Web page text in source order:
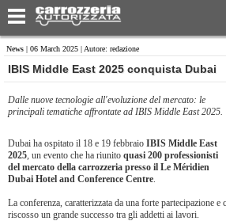
News | 06 March 2025 | Autore: redazione
​IBIS Middle East 2025 conquista Dubai
Dalle nuove tecnologie all'evoluzione del mercato: le
principali tematiche affrontate ad IBIS Middle East 2025.
Dubai ha ospitato il 18 e 19 febbraio IBIS Middle East
2025, un evento che ha riunito quasi 200 professionisti
del mercato della carrozzeria presso il Le Méridien
Dubai Hotel and Conference Centre.
La conferenza, caratterizzata da una forte partecipazione e
riscosso un grande successo tra gli addetti ai lavori.